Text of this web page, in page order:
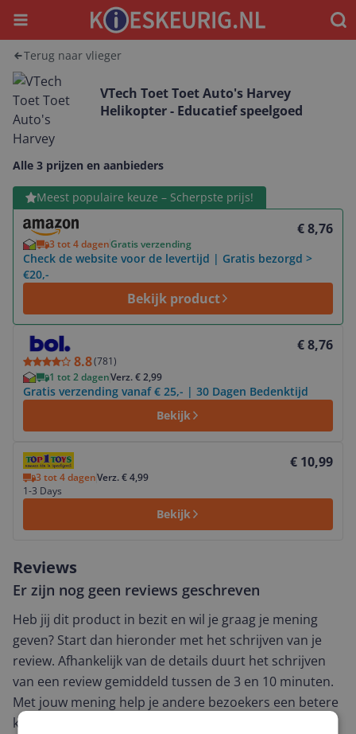
Menu
Terug naar vlieger
VTech Toet Toet Auto's Harvey
Helikopter - Educatief speelgoed
Alle 3 prijzen en aanbieders
Meest populaire keuze – Scherpste prijs!
€ 8,76
3 tot 4 dagenGratis verzending
Check de website voor de levertijd | Gratis bezorgd >
€20,-
Bekijk product
Bekijk product
8.8(781)
€ 8,76
1 tot 2 dagenVerz. € 2,99
Gratis verzending vanaf € 25,- | 30 Dagen Bedenktijd
Bekijk
Bekijk product
€ 10,99
3 tot 4 dagenVerz. € 4,99
1-3 Days
Bekijk
Bekijk product
Reviews
Er zijn nog geen reviews geschreven
Heb jij dit product in bezit en wil je graag je mening
geven? Start dan hieronder met het schrijven van je
review. Afhankelijk van de details duurt het schrijven
van een review gemiddeld tussen de 3 en 10 minuten.
Met jouw mening help je andere bezoekers een betere
keuze te maken én maak je iedere maand kans op